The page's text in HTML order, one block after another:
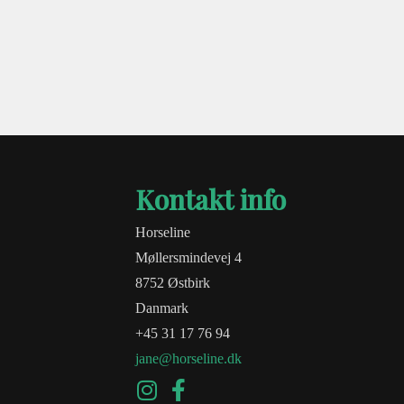
Kontakt info
Horseline
Møllersmindevej 4
8752 Østbirk
Danmark
+45 31 17 76 94
jane@horseline.dk